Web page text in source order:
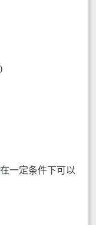
一定条件下可以